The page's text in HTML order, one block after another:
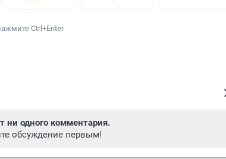
Ctrl+Enter
ни одного комментария.
обсуждение первым!